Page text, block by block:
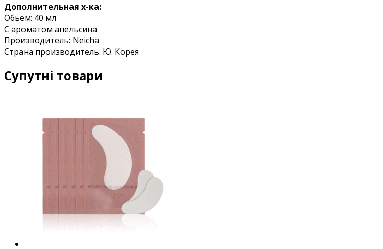
Дополнительная х-ка:
Обьем: 40 мл
С ароматом апельсина
Производитель: Neicha
Страна производитель: Ю. Корея
Супутні товари